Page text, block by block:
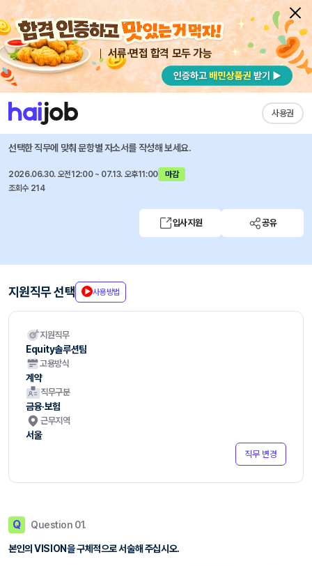
서류·면접 합격 모두 가능
사용권
채용공고 자소서 자유항목 자소서 내 작성목록
유안타증권 즐겨찾기
Macro Sales팀 신입 업무직원 채용
선택한 직무에 맞춰 문항별 자소서를 작성해 보세요.
2026.06.30. 오전12:00 ~ 07.13. 오후11:00
마감
조회수 214
입사지원 공유
지원직무 선택 사용방법
지원직무
Equity솔루션팀
고용방식
계약
직무구분
금융·보험
근무지역
서울
직무 변경
Q Question 01.
본인의 VISION을 구체적으로 서술해 주십시오.